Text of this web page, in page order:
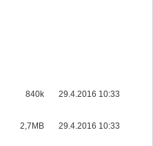
840k 29.4.2016 10:33
2,7MB 29.4.2016 10:33